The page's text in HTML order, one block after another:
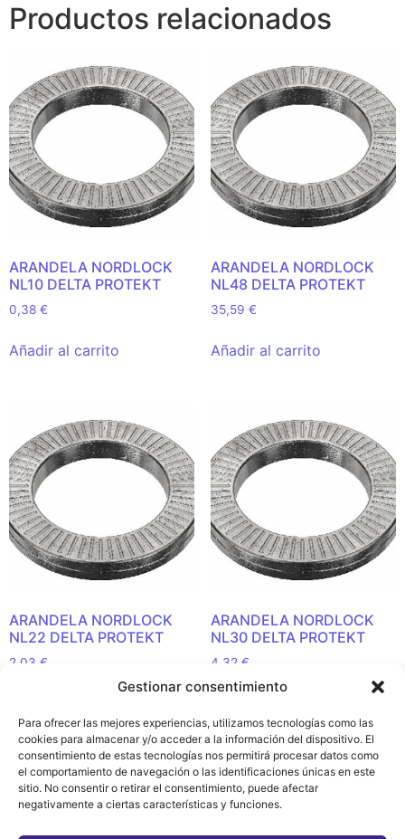
Gestionar consentimiento
Para ofrecer las mejores experiencias, utilizamos tecnologías como las
cookies para almacenar y/o acceder a la información del dispositivo. El
consentimiento de estas tecnologías nos permitirá procesar datos como
el comportamiento de navegación o las identificaciones únicas en este
sitio. No consentir o retirar el consentimiento, puede afectar
negativamente a ciertas características y funciones.
Productos relacionados
ARANDELA NORDLOCK
NL10 DELTA PROTEKT
0,38 €
Añadir al carrito
ARANDELA NORDLOCK
NL48 DELTA PROTEKT
35,59 €
Añadir al carrito
ARANDELA NORDLOCK
NL22 DELTA PROTEKT
2,03 €
ARANDELA NORDLOCK
NL30 DELTA PROTEKT
4,32 €
Política de
Privacidad y